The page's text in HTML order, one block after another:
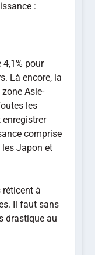
:
pour
Là encore, la
Asie-
les
comprise
les Japon et
réticent à
Il faut sans
drastique au